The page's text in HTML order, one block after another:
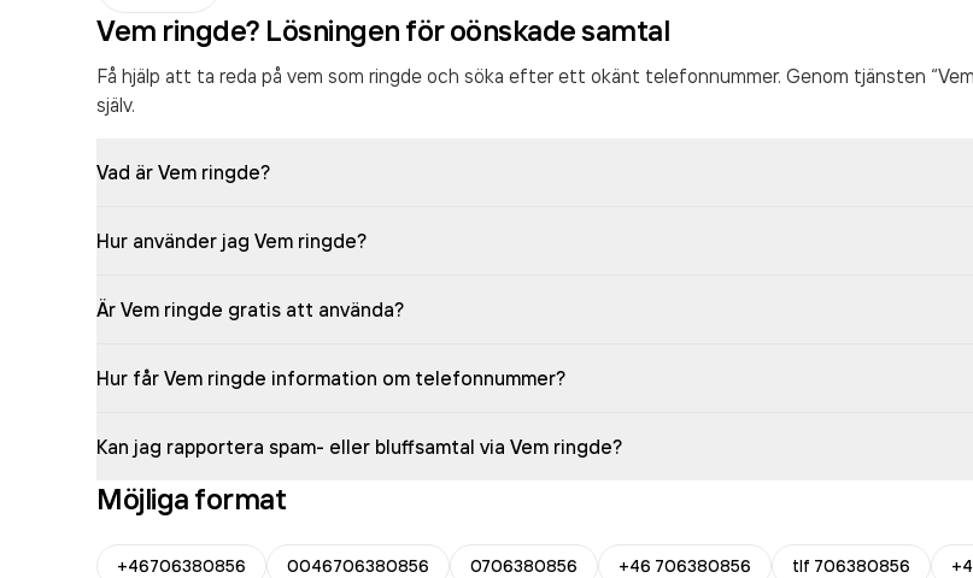
Vem ringde? Lösningen för oönskade samtal
Få hjälp att ta reda på vem som ringde och söka efter ett okänt telefonnummer. Genom tjänsten
själv.
Vad är Vem ringde?
Hur använder jag Vem ringde?
Är Vem ringde gratis att använda?
Hur får Vem ringde information om telefonnummer?
Kan jag rapportera spam- eller bluffsamtal via Vem ringde?
Möjliga format
+46706380856 0046706380856 0706380856 +46 706380856 tlf 706380856